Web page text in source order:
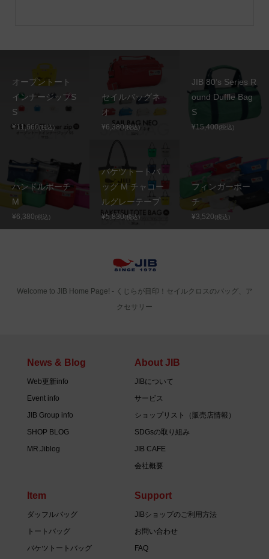
オープントート
インナージップS
S
¥11,660(税込)
セイルバッグネ
オ
¥6,380(税込)
JIB 80’s Series R
ound Duffle Bag
S
¥15,400(税込)
ハンドルポーチ
M
¥6,380(税込)
バケツトートバ
ッグ M チャコー
ルグレーテープ
¥5,830(税込)
フィンガーポー
チ
¥3,520(税込)
Welcome to JIB Home Page! ‐ くじらが目印！セイルクロスのバッグ、ア
クセサリー
News & Blog
Web更新info
Event info
JIB Group info
SHOP BLOG
MR.Jiblog
About JIB
JIBについて
サービス
ショップリスト（販売店情報）
SDGsの取り組み
JIB CAFE
会社概要
Item
ダッフルバッグ
トートバッグ
バケツトートバッグ
Support
JIBショップのご利用方法
お問い合わせ
FAQ